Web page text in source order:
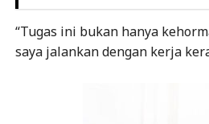
“Tugas ini bukan hanya
saya jalankan dengan kerja